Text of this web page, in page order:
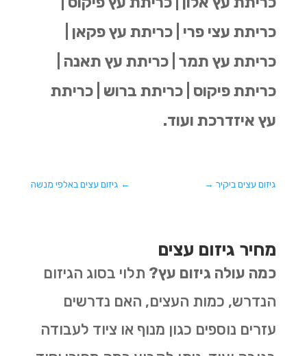
כריתת עצי פרי | כריתת עץ פקאן |
כריתת עץ תמר | כריתת עץ תאנה |
כריתת פיקוס | כריתת ברוש | כריתת
עץ איזדרכת ועוד.
← גיזום עצים באלפי מנשה גיזום עצים ביקיר→
מחיר גיזום עצים
כמה עולה גיזום עץ? תלוי בסוג הגיזום
הנדרש, כמות העצים, האם נדרשים
עזרים נוספים כגון מנוף או ציוד לעבודה